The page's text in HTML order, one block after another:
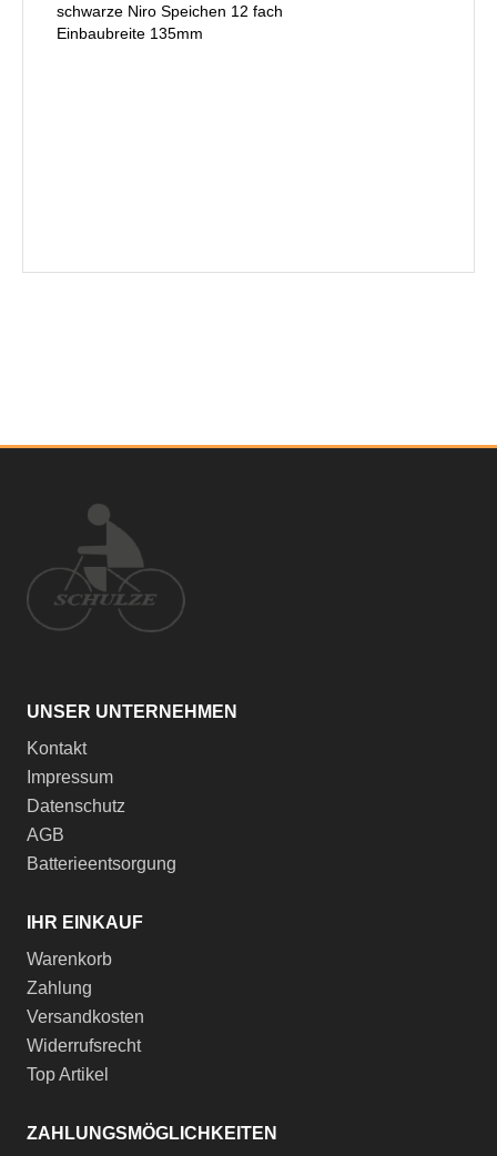
schwarze Niro Speichen 12 fach
Einbaubreite 135mm
UNSER UNTERNEHMEN
Kontakt
Impressum
Datenschutz
AGB
Batterieentsorgung
IHR EINKAUF
Warenkorb
Zahlung
Versandkosten
Widerrufsrecht
Top Artikel
ZAHLUNGSMÖGLICHKEITEN